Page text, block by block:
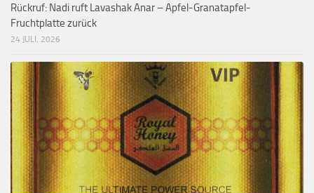
Rückruf: Nadi ruft Lavashak Anar – Apfel-Granatapfel-
Fruchtplatte zurück
24 JULI, 2026